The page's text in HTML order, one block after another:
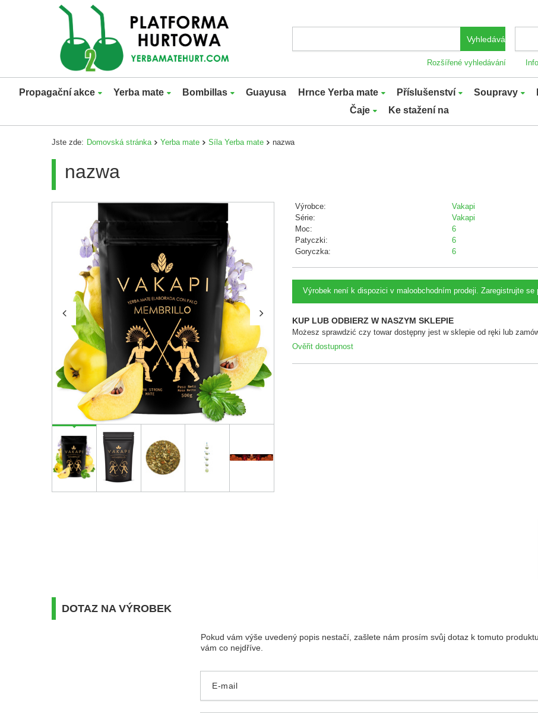
Vyhledávání
Rozšířené vyhledávání
Propagační akce Yerba mate Bombillas Guayusa Hrnce Yerba mate Příslušenství Soupravy
Čaje
Ke stažení na
Jste zde: Domovská stránka Yerba mate Síla Yerba mate nazwa
nazwa
Výrobce:
Vakapi
Série:
Vakapi
Moc:
6
Patyczki:
6
Goryczka:
6
Výrobek není k dispozici v maloobchodním prodeji. Zaregistrujte
KUP LUB ODBIERZ W NASZYM SKLEPIE
Możesz sprawdzić czy towar dostępny jest w sklepie od ręki lub
Ověřit dostupnost
DOTAZ NA VÝROBEK
Pokud vám výše uvedený popis nestačí, zašlete nám prosím svůj dotaz k tomuto
vám co nejdříve.
E-mail